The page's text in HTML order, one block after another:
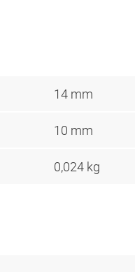
14 mm
10 mm
0,024 kg